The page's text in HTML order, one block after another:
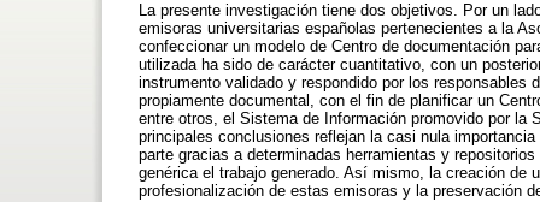
La presente investigación tiene dos objetivos. Por un
emisoras universitarias españolas pertenecientes a la
confeccionar un modelo de Centro de documentación
utilizada ha sido de carácter cuantitativo, con un
instrumento validado y respondido por los
propiamente documental, con el fin de planificar un
entre otros, el Sistema de Información promovido por la
principales conclusiones reflejan la casi nula
parte gracias a determinadas herramientas y
genérica el trabajo generado. Así mismo, la creación de
profesionalización de estas emisoras y la preservación